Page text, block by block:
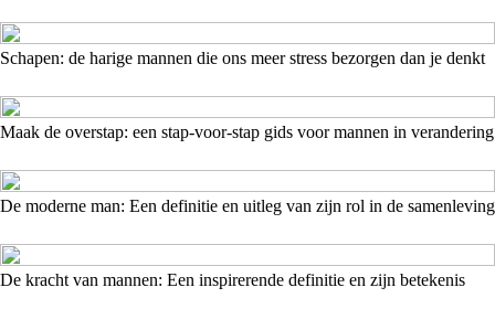
Schapen: de harige mannen die ons meer stress bezorgen dan je denkt
Maak de overstap: een stap-voor-stap gids voor mannen in verandering
De moderne man: Een definitie en uitleg van zijn rol in de samenleving
De kracht van mannen: Een inspirerende definitie en zijn betekenis